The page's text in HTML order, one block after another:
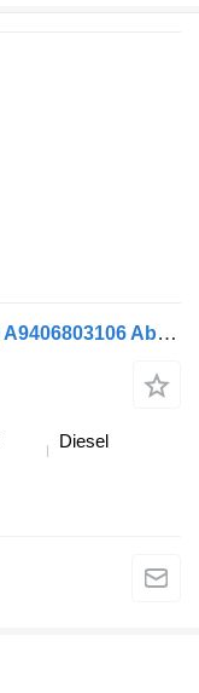
Mercedes-Benz atego 2 815 (01.04-) A9406803106 Abdeckung für Mercedes-Benz Atego, Atego 2, Atego 3 (1996-) Sattelzugmaschine
Diesel